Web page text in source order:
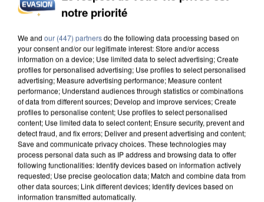
INCENDIES : L’ÎLE-DE-FRANCE LANCE UN ÉLAN
DE SOLIDARITÉ AVEC LES...
notre priorité
We and our (447) partnersdo the following data processing based on
your consent and/or our legitimate interest: Store and/or access
information on a device; Use limited data to select advertising; Create
profiles for personalised advertising; Use profiles to select personalised
advertising; Measure advertising performance; Measure content
performance; Understand audiences through statistics or combinations
of data from different sources; Develop and improve services; Create
profiles to personalise content; Use profiles to select personalised
content; Use limited data to select content; Ensure security, prevent and
detect fraud, and fix errors; Deliver and present advertising and content;
Save and communicate privacy choices. These technologies may
process personal data such as IP address and browsing data to offer
following functionalities: Identify devices based on information actively
requested; Use precise geolocation data; Match and combine data from
other data sources; Link different devices; Identify devices based on
information transmitted automatically.